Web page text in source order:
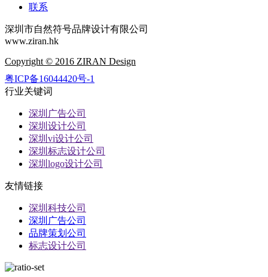
联系
深圳市自然符号品牌设计有限公司
www.ziran.hk
Copyright © 2016 ZIRAN Design
粤ICP备16044420号-1
行业关键词
深圳广告公司
深圳设计公司
深圳vi设计公司
深圳标志设计公司
深圳logo设计公司
友情链接
深圳科技公司
深圳广告公司
品牌策划公司
标志设计公司